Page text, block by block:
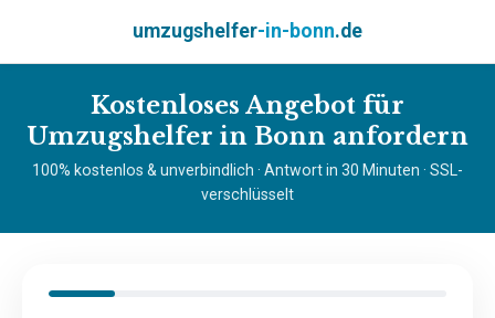
umzugshelfer-in-bonn.de
Kostenloses Angebot für
Umzugshelfer in Bonn anfordern
100% kostenlos & unverbindlich · Antwort in 30 Minuten · SSL-
verschlüsselt